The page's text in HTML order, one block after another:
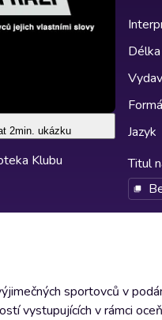
2min. ukázku
Klubu
Délka
Jazyk
Titul
sportovců v
vystupujících v rámci